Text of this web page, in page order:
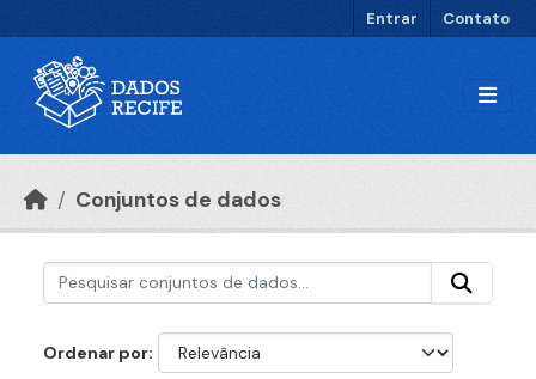
Entrar Contato
Conjuntos de dados
Ordenar por